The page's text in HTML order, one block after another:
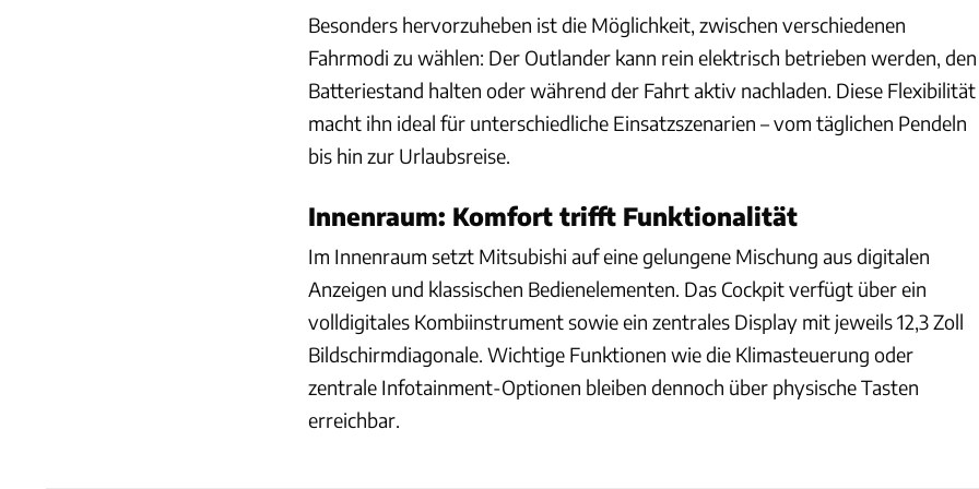
Besonders hervorzuheben ist die Möglichkeit, zwischen verschiedenen
Fahrmodi zu wählen: Der Outlander kann rein elektrisch betrieben werden, den
Batteriestand halten oder während der Fahrt aktiv nachladen. Diese Flexibilität
macht ihn ideal für unterschiedliche Einsatzszenarien – vom täglichen Pendeln
bis hin zur Urlaubsreise.
Innenraum: Komfort trifft Funktionalität
Im Innenraum setzt Mitsubishi auf eine gelungene Mischung aus digitalen
Anzeigen und klassischen Bedienelementen. Das Cockpit verfügt über ein
volldigitales Kombiinstrument sowie ein zentrales Display mit jeweils 12,3 Zoll
Bildschirmdiagonale. Wichtige Funktionen wie die Klimasteuerung oder
zentrale Infotainment-Optionen bleiben dennoch über physische Tasten
erreichbar.